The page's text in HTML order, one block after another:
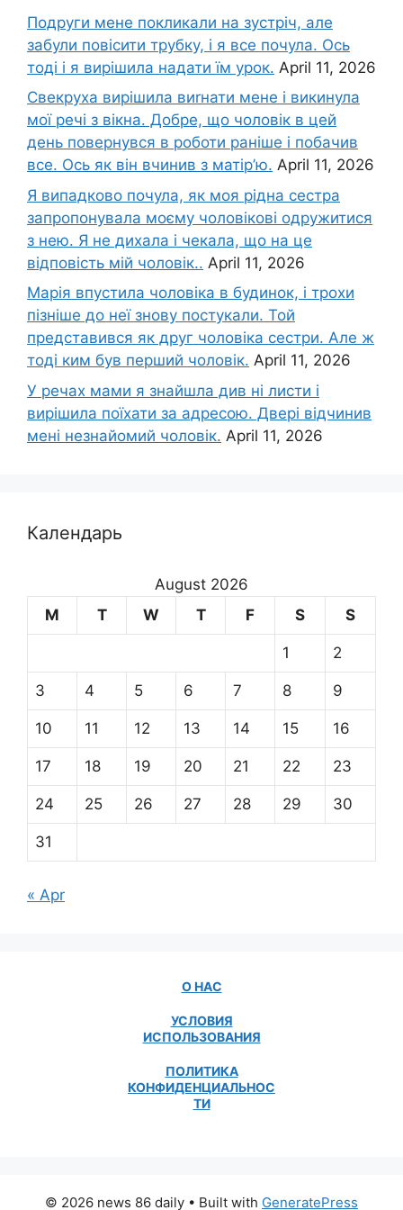
Подруги мене покликали на зустріч, але
забули повісити трубку, і я все почула. Ось
тоді і я вирішила надати їм урок. April 11, 2026
Свекруха вирішила виrнати мене і викинула
мої речі з вікна. Добре, що чоловік в цей
день повернувся в роботи раніше і побачив
все. Ось як він вчинив з матір’ю. April 11, 2026
Я випадково почула, як моя рідна сестра
запропонувала моєму чоловікові одружитися
з нею. Я не дихала і чекала, що на це
відповість мій чоловік.. April 11, 2026
Марія впустила чоловіка в будинок, і трохи
пізніше до неї знову постукали. Той
представився як друг чоловіка сестри. Але ж
тоді ким був перший чоловік. April 11, 2026
У речах мами я знайшла див ні листи і
вирішила поїхати за адресою. Двері відчинив
мені незнайомий чоловік. April 11, 2026
Календарь
August 2026
M
T W T F S S
1 2
3 4 5 6 7 8 9
10 11 12 13 14 15 16
17 18 19 20 21 22 23
24 25 26 27 28 29 30
31
« Apr
О НАС
УСЛОВИЯ
ИСПОЛЬЗОВАНИЯ
ПОЛИТИКА
КОНФИДЕНЦИАЛЬНОС
ТИ
© 2026 news 86 daily • Built with GeneratePress